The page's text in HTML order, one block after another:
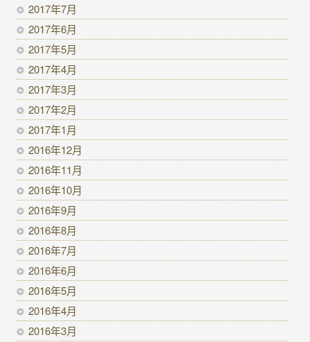
2017年7月
2017年6月
2017年5月
2017年4月
2017年3月
2017年2月
2017年1月
2016年12月
2016年11月
2016年10月
2016年9月
2016年8月
2016年7月
2016年6月
2016年5月
2016年4月
2016年3月